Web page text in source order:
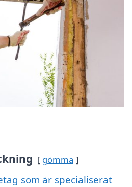
gömma
som är specialiserat